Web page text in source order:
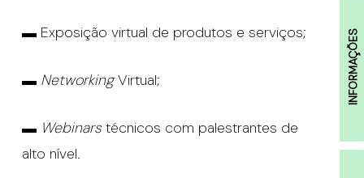
INFORMAÇÕES
▬ Exposição virtual de produtos e serviços;
▬ NetworkingVirtual;
▬ Webinarstécnicos com palestrantes de
alto nível.